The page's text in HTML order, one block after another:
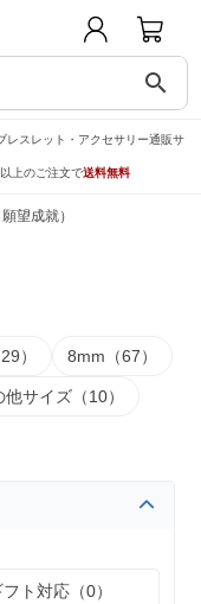
search
レスレット・アクセサリー通販サ
上のご注文で送料無料
望成就）
） 8mm（67）
他サイズ（10）
フト対応（0）